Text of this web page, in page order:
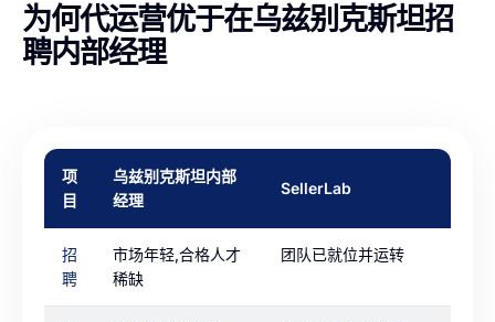
为何代运营优于在乌兹别克斯坦招
聘内部经理
项
目
乌兹别克斯坦内部
经理
SellerLab
招
聘
市场年轻,合格人才
稀缺
团队已就位并运转